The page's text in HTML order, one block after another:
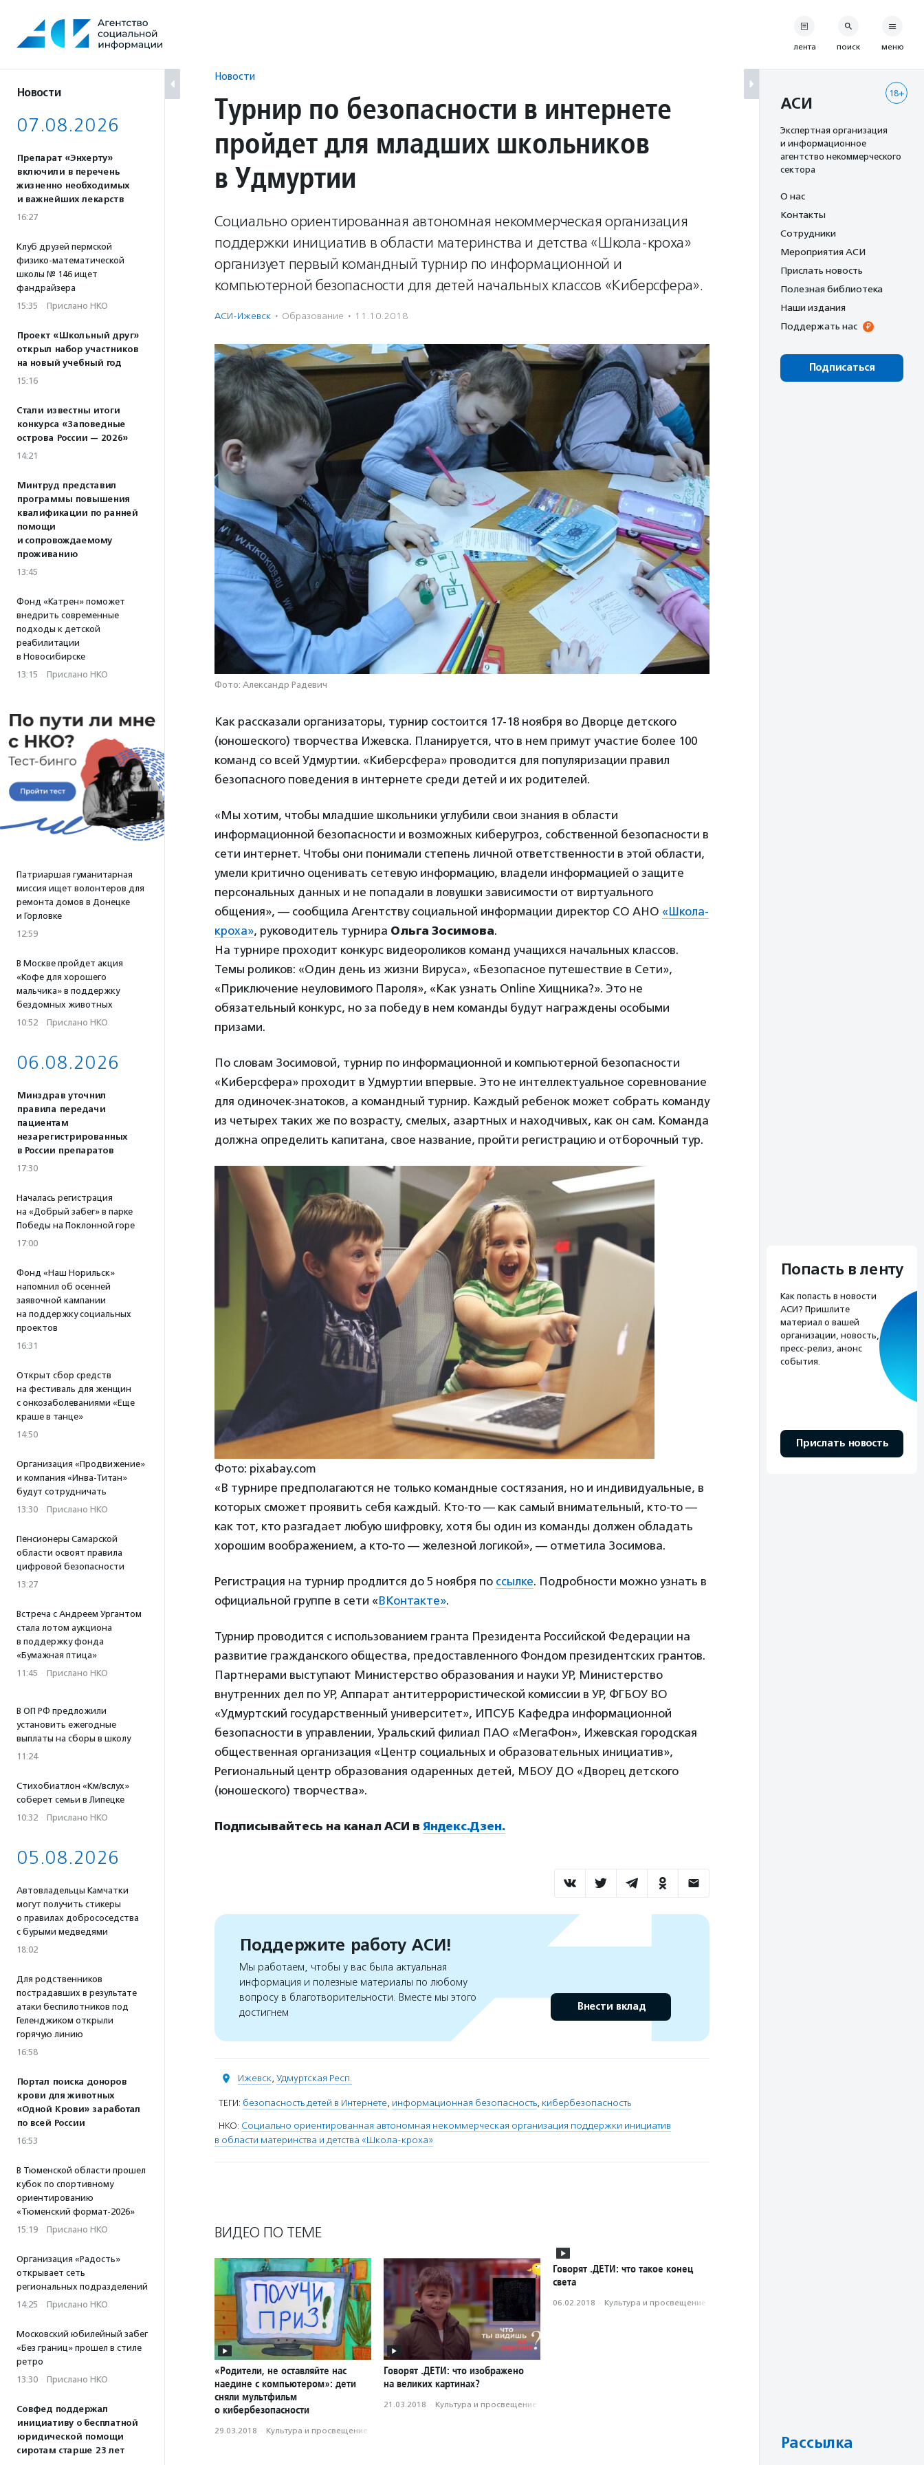
содержанию
Новости
07.08.2026
Препарат «Энхерту»
включили в перечень
жизненно необходимых
и важнейших лекарств
16:27
Клуб друзей пермской
физико-математической
школы № 146 ищет
фандрайзера
15:35 · Прислано НКО
Проект «Школьный друг»
открыл набор участников
на новый учебный год
15:16
Стали известны итоги
конкурса «Заповедные
острова России — 2026»
14:21
Минтруд представил
программы повышения
квалификации по ранней
помощи
и сопровождаемому
проживанию
13:45
Фонд «Катрен» поможет
внедрить современные
подходы к детской
реабилитации
в Новосибирске
13:15 · Прислано НКО
Патриаршая гуманитарная
миссия ищет волонтеров для
ремонта домов в Донецке
и Горловке
12:59
В Москве пройдет акция
«Кофе для хорошего
мальчика» в поддержку
бездомных животных
10:52 · Прислано НКО
06.08.2026
Минздрав уточнил
правила передачи
пациентам
незарегистрированных
в России препаратов
17:30
Началась регистрация
на «Добрый забег» в парке
Победы на Поклонной горе
17:00
Фонд «Наш Норильск»
напомнил об осенней
заявочной кампании
на поддержку социальных
проектов
16:31
Открыт сбор средств
на фестиваль для женщин
с онкозаболеваниями «Еще
краше в танце»
14:50
Организация «Продвижение»
и компания «Инва-Титан»
будут сотрудничать
13:30 · Прислано НКО
Пенсионеры Самарской
области освоят правила
цифровой безопасности
13:27
Встреча с Андреем Ургантом
стала лотом аукциона
в поддержку фонда
«Бумажная птица»
11:45 · Прислано НКО
В ОП РФ предложили
установить ежегодные
выплаты на сборы в школу
11:24
Стихобиатлон «Км/вслух»
соберет семьи в Липецке
10:32 · Прислано НКО
05.08.2026
Автовладельцы Камчатки
могут получить стикеры
о правилах добрососедства
с бурыми медведями
18:02
Для родственников
пострадавших в результате
атаки беспилотников под
Геленджиком открыли
горячую линию
16:58
Портал поиска доноров
крови для животных
«Одной Крови» заработал
по всей России
16:53
В Тюменской области прошел
кубок по спортивному
ориентированию
«Тюменский формат-2026»
15:19 · Прислано НКО
Организация «Радость»
открывает сеть
региональных подразделений
14:25 · Прислано НКО
Московский юбилейный забег
«Без границ» прошел в стиле
ретро
13:30 · Прислано НКО
Совфед поддержал
инициативу о бесплатной
юридической помощи
сиротам старше 23 лет
Новости
Турнир по безопасности в интернете
пройдет для младших школьников
в Удмуртии
Социально ориентированная автономная некоммерческая организация
поддержки инициатив в области материнства и детства «Школа-кроха»
организует первый командный турнир по информационной и
компьютерной безопасности для детей начальных классов «Киберсфера».
АСИ-Ижевск · Образование · 11.10.2018
Фото: Александр Радевич
Как рассказали организаторы, турнир состоится 17-18 ноября во Дворце детского
(юношеского) творчества Ижевска. Планируется, что в нем примут участие более 100
команд со всей Удмуртии. «Киберсфера» проводится для популяризации правил
безопасного поведения в интернете среди детей и их родителей.
«Мы хотим, чтобы младшие школьники углубили свои знания в области
информационной безопасности и возможных киберугроз, собственной безопасности в
сети интернет. Чтобы они понимали степень личной ответственности в этой области,
умели критично оценивать сетевую информацию, владели информацией о защите
персональных данных и не попадали в ловушки зависимости от виртуального
общения», — сообщила Агентству социальной информации директор СО АНО «Школа-
кроха», руководитель турнира Ольга Зосимова.
На турнире проходит конкурс видеороликов команд учащихся начальных классов.
Темы роликов: «Один день из жизни Вируса», «Безопасное путешествие в Сети»,
«Приключение неуловимого Пароля», «Как узнать Online Хищника?». Это не
обязательный конкурс, но за победу в нем команды будут награждены особыми
призами.
По словам Зосимовой, турнир по информационной и компьютерной безопасности
«Киберсфера» проходит в Удмуртии впервые. Это не интеллектуальное соревнование
для одиночек-знатоков, а командный турнир. Каждый ребенок может собрать команду
из четырех таких же по возрасту, смелых, азартных и находчивых, как он сам. Команда
должна определить капитана, свое название, пройти регистрацию и отборочный тур.
Фото: pixabay.com
«В турнире предполагаются не только командные состязания, но и индивидуальные, в
которых сможет проявить себя каждый. Кто-то — как самый внимательный, кто-то —
как тот, кто разгадает любую шифровку, хотя бы один из команды должен обладать
хорошим воображением, а кто-то — железной логикой», — отметила Зосимова.
Регистрация на турнир продлится до 5 ноября по ссылке. Подробности можно узнать в
официальной группе в сети «ВКонтакте».
Турнир проводится с использованием гранта Президента Российской Федерации на
развитие гражданского общества, предоставленного Фондом президентских грантов.
Партнерами выступают Министерство образования и науки УР, Министерство
внутренних дел по УР, Аппарат антитеррористической комиссии в УР, ФГБОУ ВО
«Удмуртский государственный университет», ИПСУБ Кафедра информационной
безопасности в управлении, Уральский филиал ПАО «МегаФон», Ижевская городская
общественная организация «Центр социальных и образовательных инициатив»,
Региональный центр образования одаренных детей, МБОУ ДО «Дворец детского
(юношеского) творчества».
Подписывайтесь на канал АСИ в Яндекс.Дзен.
Поддержите работу АСИ!
Мы работаем, чтобы у вас была актуальная
информация и полезные материалы по любому
вопросу в благотворительности. Вместе мы этого
достигнем
Внести вклад
Ижевск, Удмуртская Респ.
ТЕГИ: безопасность детей в Интернете, информационная безопасность, кибербезопасность
НКО: Социально ориентированная автономная некоммерческая организация поддержки инициатив
в области материнства и детства «Школа-кроха»
ВИДЕО ПО ТЕМЕ
«Родители, не оставляйте нас
наедине с компьютером»: дети
сняли мультфильм
о кибербезопасности
29.03.2018 · Культура и просвещение
Говорят .ДЕТИ: что изображено
на великих картинах?
21.03.2018 · Культура и просвещение
Говорят .ДЕТИ: что такое конец
света
06.02.2018 · Культура и просвещение
лента поиск меню
18+
АСИ
Экспертная организация
и информационное
агентство некоммерческого
сектора
О нас
Контакты
Сотрудники
Мероприятия АСИ
Прислать новость
Полезная библиотека
Наши издания
Поддержать нас
Подписаться
Попасть в ленту
Как попасть в новости
АСИ? Пришлите
материал о вашей
организации, новость,
пресс-релиз, анонс
события.
Прислать новость
Рассылка